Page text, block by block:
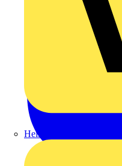
Heinrich Häusler GmbH